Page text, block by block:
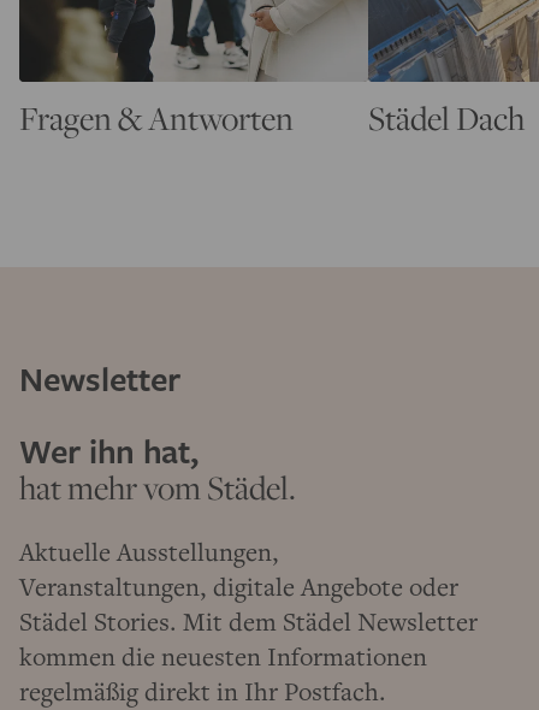
Fragen & Antworten Städel Dach
Newsletter
Wer ihn hat,
hat mehr vom Städel.
Aktuelle Ausstellungen,
Veranstaltungen, digitale Angebote oder
Städel Stories. Mit dem Städel Newsletter
kommen die neuesten Informationen
regelmäßig direkt in Ihr Postfach.